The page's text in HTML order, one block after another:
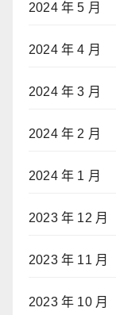
2024 年 5 月
2024 年 4 月
2024 年 3 月
2024 年 2 月
2024 年 1 月
2023 年 12 月
2023 年 11 月
2023 年 10 月